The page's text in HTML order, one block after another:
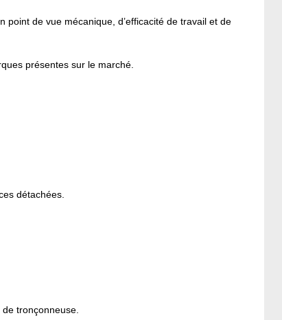
point de vue mécanique, d’efficacité de travail et de
présentes sur le marché.
détachées.
tronçonneuse.